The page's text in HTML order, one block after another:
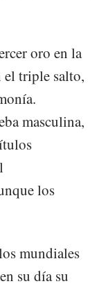
oro en la
el triple salto,
masculina,
los
mundiales
su día su